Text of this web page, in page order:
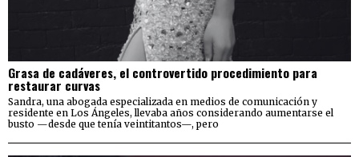
Grasa de cadáveres, el controvertido procedimiento para
restaurar curvas
Sandra, una abogada especializada en medios de comunicación y
residente en Los Ángeles, llevaba años considerando aumentarse el
busto —desde que tenía veintitantos—, pero